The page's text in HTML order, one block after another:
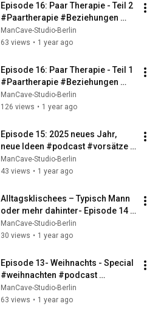
Episode 16: Paar Therapie - Teil 2
#Paartherapie #Beziehungen
#podcast #Intimität
#ManCaveStudio
ManCave-Studio-Berlin
63 views • 1 year ago
Episode 16: Paar Therapie - Teil 1
#Paartherapie #Beziehungen
#ManCaveStudio #Podcast
ManCave-Studio-Berlin
126 views • 1 year ago
Episode 15: 2025 neues Jahr,
neue Ideen #podcast #vorsätze
#böller #idee
ManCave-Studio-Berlin
43 views • 1 year ago
Alltagsklischees – Typisch Mann
oder mehr dahinter- Episode 14
#Alltagsklischees #Podcast
#humor
ManCave-Studio-Berlin
30 views • 1 year ago
Episode 13- Weihnachts - Special
#weihnachten #podcast
#mancavestudio
ManCave-Studio-Berlin
63 views • 1 year ago